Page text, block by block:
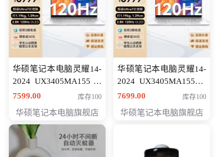
华硕笔记本电脑灵耀14-
2024 UX3405MA155冰
川银 oled 智慧轻薄本 会
7599.00 库存100
华硕笔记本电脑旗舰店
华硕笔记本电脑灵耀14-
2024 UX3405MA155夜
空蓝 oled 智慧轻薄本 会
7699.00 库存100
华硕笔记本电脑旗舰店